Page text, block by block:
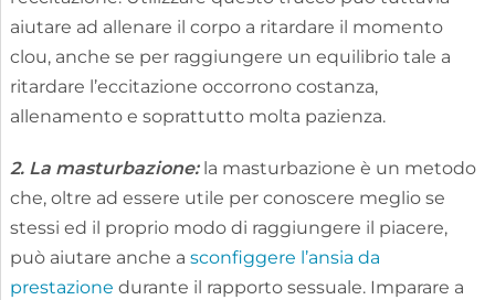
aiutare ad allenare il corpo a ritardare il momento
clou, anche se per raggiungere un equilibrio tale a
ritardare l’eccitazione occorrono costanza,
allenamento e soprattutto molta pazienza.
2. La masturbazione:la masturbazione è un metodo
che, oltre ad essere utile per conoscere meglio se
stessi ed il proprio modo di raggiungere il piacere,
può aiutare anche a sconfiggere l’ansia da
prestazione durante il rapporto sessuale. Imparare a